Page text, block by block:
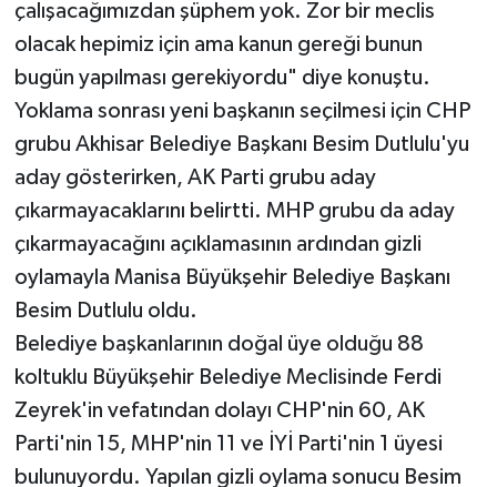
çalışacağımızdan şüphem yok. Zor bir meclis
olacak hepimiz için ama kanun gereği bunun
bugün yapılması gerekiyordu" diye konuştu.
Yoklama sonrası yeni başkanın seçilmesi için CHP
grubu Akhisar Belediye Başkanı Besim Dutlulu'yu
aday gösterirken, AK Parti grubu aday
çıkarmayacaklarını belirtti. MHP grubu da aday
çıkarmayacağını açıklamasının ardından gizli
oylamayla Manisa Büyükşehir Belediye Başkanı
Besim Dutlulu oldu.
Belediye başkanlarının doğal üye olduğu 88
koltuklu Büyükşehir Belediye Meclisinde Ferdi
Zeyrek'in vefatından dolayı CHP'nin 60, AK
Parti'nin 15, MHP'nin 11 ve İYİ Parti'nin 1 üyesi
bulunuyordu. Yapılan gizli oylama sonucu Besim